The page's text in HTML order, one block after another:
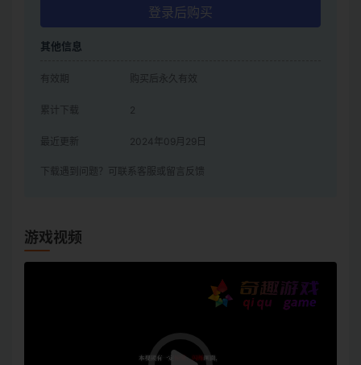
登录后购买
其他信息
有效期 购买后永久有效
累计下载 2
最近更新 2024年09月29日
下载遇到问题？可联系客服或留言反馈
游戏视频